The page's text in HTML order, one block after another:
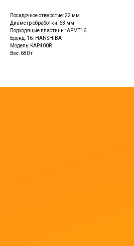
Посадочное отверстие: 22 мм
Диаметр обработки: 63 мм
Подходящие пластины: APMT16
Бренд: 16. HANSHIBA
Модель: KAP400R
Вес: 680 г